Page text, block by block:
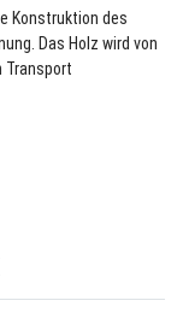
Konstruktion des
Das Holz wird von
Transport